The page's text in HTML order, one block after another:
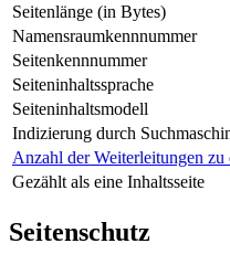
Seitenlänge (in Bytes)
Namensraumkennnummer
Seitenkennnummer
Seiteninhaltssprache
Seiteninhaltsmodell
Indizierung durch
Anzahl der Weiterleitungen zu
Gezählt als eine Inhaltsseite
Seitenschutz